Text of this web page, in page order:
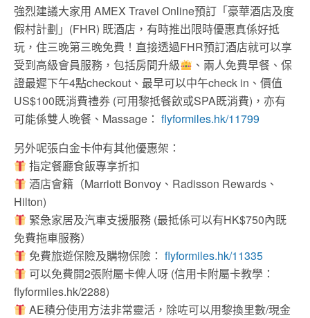
強烈建議大家用 AMEX Travel Online預訂「豪華酒店及度
假村計劃」(FHR) 既酒店，有時推出限時優惠真係好抵
玩，住三晚第三晚免費！直接透過FHR預訂酒店就可以享
受到高級會員服務，包括房間升級
、兩人免費早餐、保
證最遲下午4點checkout、最早可以中午check in、價值
US$100既消費禮券 (可用黎抵餐飲或SPA既消費)，亦有
可能係雙人晚餐、Massage： flyformiles.hk/11799
另外呢張白金卡仲有其他優惠架：
指定餐廳食飯專享折扣
酒店會籍（Marriott Bonvoy、Radisson Rewards、
Hilton)
緊急家居及汽車支援服務 (最抵係可以有HK$750內既
免費拖車服務）
免費旅遊保險及購物保險：flyformiles.hk/11335
可以免費開2張附屬卡俾人呀 (信用卡附屬卡教學：
flyformiles.hk/2288)
AE積分使用方法非常靈活，除咗可以用黎換里數/現金